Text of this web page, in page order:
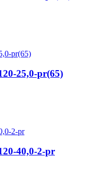
25,0-pr(65)
40,0-2-pr